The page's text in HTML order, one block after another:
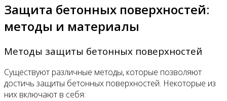
Защита бетонных поверхностей:
методы и материалы
Методы защиты бетонных поверхностей
Существуют различные методы, которые позволяют
достичь защиты бетонных поверхностей. Некоторые из
них включают в себя: